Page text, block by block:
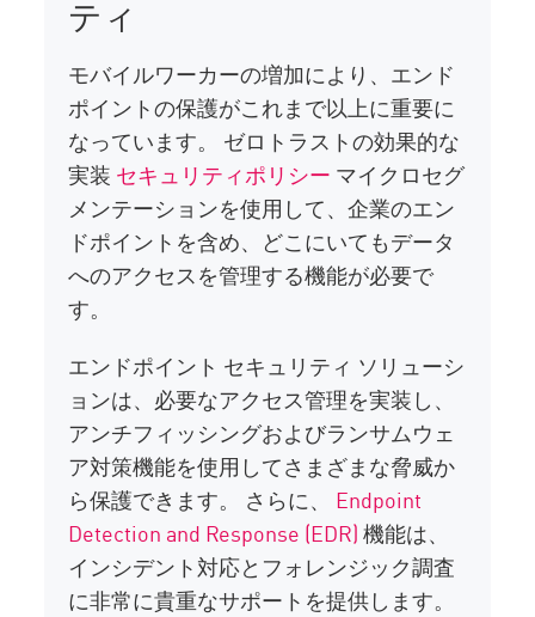
ティ
モバイルワーカーの増加により、エンド
ポイントの保護がこれまで以上に重要に
なっています。 ゼロトラストの効果的な
実装 セキュリティポリシー マイクロセグ
メンテーションを使用して、企業のエン
ドポイントを含め、どこにいてもデータ
へのアクセスを管理する機能が必要で
す。
エンドポイント セキュリティ ソリューシ
ョンは、必要なアクセス管理を実装し、
アンチフィッシングおよびランサムウェ
ア対策機能を使用してさまざまな脅威か
ら保護できます。 さらに、 Endpoint
Detection and Response (EDR)機能は、
インシデント対応とフォレンジック調査
に非常に貴重なサポートを提供します。